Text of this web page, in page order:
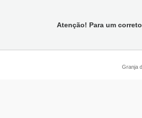
Atenção! Para um
Granja